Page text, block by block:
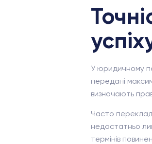
У юридичному
передані
визначають
Часто
недостатньо
термінів